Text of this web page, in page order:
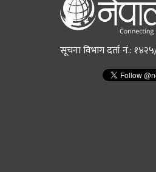
सूचना विभाग दर्ता नं.: